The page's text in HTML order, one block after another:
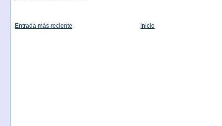
Entrada más reciente Inicio